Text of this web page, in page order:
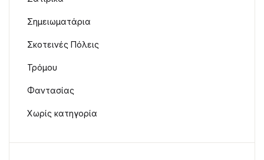
Σημειωματάρια
Σκοτεινές Πόλεις
Τρόμου
Φαντασίας
Χωρίς κατηγορία